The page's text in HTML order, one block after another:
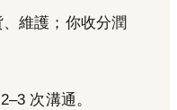
、維護；你收分潤
次溝通。